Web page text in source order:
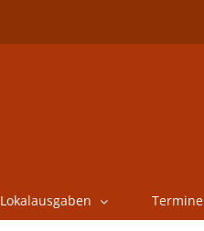
Lokalausgaben Termine